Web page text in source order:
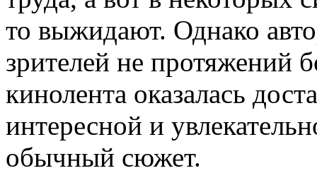
то выжидают. Однако
зрителей не протяжений
кинолента оказалась
интересной и
обычный сюжет.